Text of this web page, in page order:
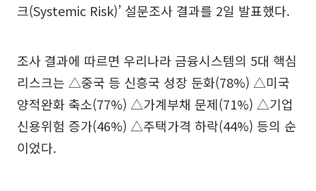
크(Systemic Risk)’ 설문조사 결과를 2일 발표했다.
조사 결과에 따르면 우리나라 금융시스템의 5대 핵심
리스크는 △중국 등 신흥국 성장 둔화(78%) △미국
양적완화 축소(77%) △가계부채 문제(71%) △기업
신용위험 증가(46%) △주택가격 하락(44%) 등의 순
이었다.